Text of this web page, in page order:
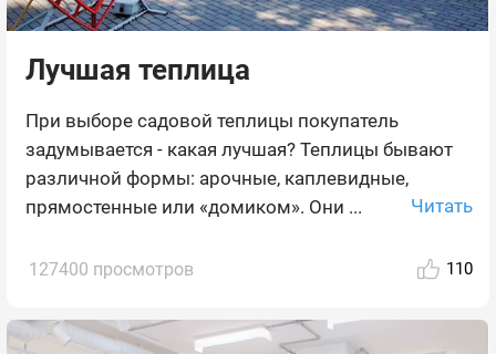
Лучшая теплица
При выборе садовой теплицы покупатель
задумывается - какая лучшая? Теплицы бывают
различной формы: арочные, каплевидные,
прямостенные или «домиком». Они ...
Читать
127400 просмотров 110